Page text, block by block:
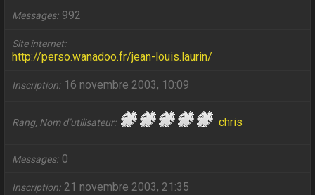
Messages 992
Site internet
http://perso.wanadoo.fr/jean-louis.laurin/
Inscription 16 novembre 2003, 10:09
Rang, Nom d’utilisateur chris
Messages 0
Inscription 21 novembre 2003, 21:35